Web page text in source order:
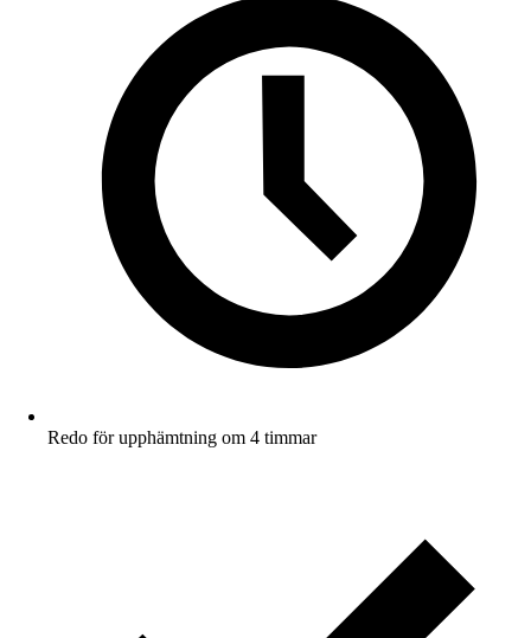
Redo för upphämtning om 4 timmar